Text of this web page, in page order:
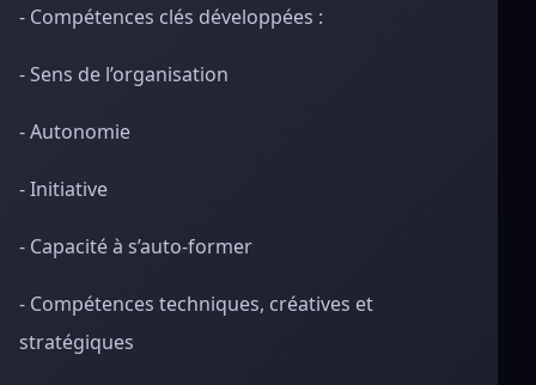
- Compétences clés développées :
- Sens de l’organisation
- Autonomie
- Initiative
- Capacité à s’auto-former
- Compétences techniques, créatives et
stratégiques